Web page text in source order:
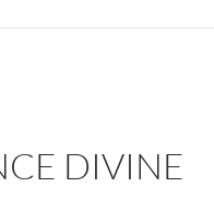
DIVINE